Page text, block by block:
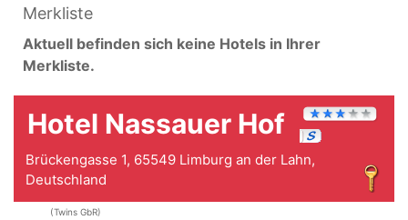
Merkliste
Aktuell befinden sich keine Hotels in Ihrer
Merkliste.
Hotel Nassauer Hof
Brückengasse 1, 65549 Limburg an der Lahn,
Deutschland
(Twins GbR)